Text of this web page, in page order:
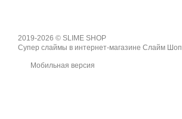
2019-2026 © SLIME SHOP
Супер слаймы в интернет-магазине Слайм Шоп
Мобильная версия